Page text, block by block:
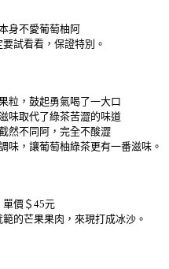
身不愛葡萄柚阿
試看看，保證特別。
粒，鼓起勇氣喝了一大口
味取代了綠茶苦澀的味道
然不同阿，完全不酸澀
味，讓葡萄柚綠茶更有一番滋味。
單價＄45元
的芒果果肉，來現打成冰沙。